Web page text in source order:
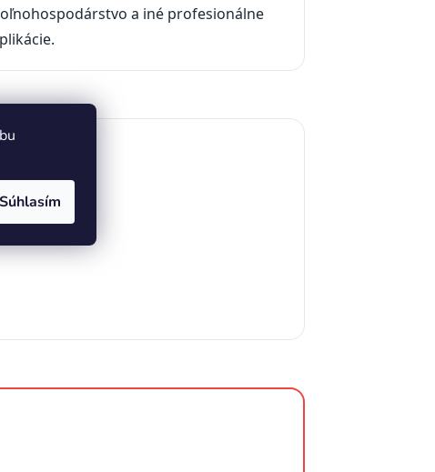
Súhlasím
a iné profesionálne